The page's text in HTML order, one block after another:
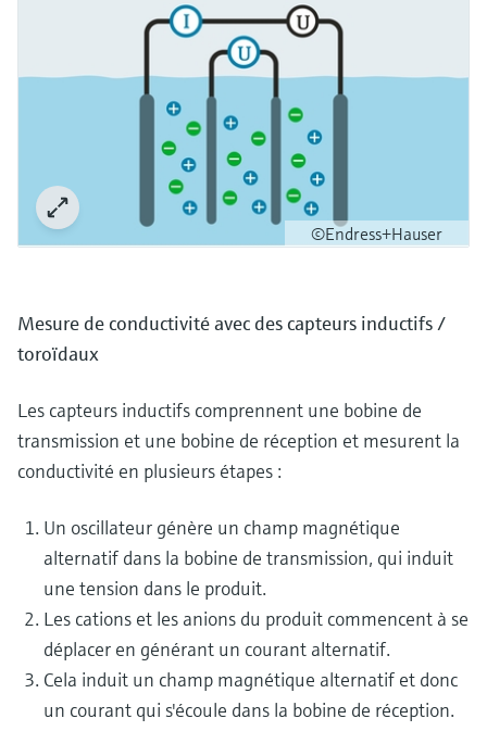
©Endress+Hauser
Mesure de conductivité avec des capteurs inductifs /
toroïdaux
Les capteurs inductifs comprennent une bobine de
transmission et une bobine de réception et mesurent la
conductivité en plusieurs étapes :
Un oscillateur génère un champ magnétique
alternatif dans la bobine de transmission, qui induit
une tension dans le produit.
Les cations et les anions du produit commencent à se
déplacer en générant un courant alternatif.
Cela induit un champ magnétique alternatif et donc
un courant qui s'écoule dans la bobine de réception.